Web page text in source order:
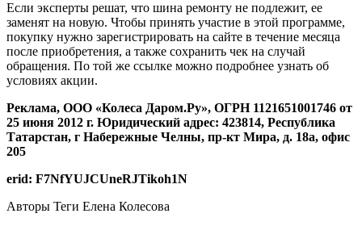
Если эксперты решат, что шина ремонту не подлежит, ее
заменят на новую. Чтобы принять участие в этой программе,
покупку нужно зарегистрировать на сайте в течение месяца
после приобретения, а также сохранить чек на случай
обращения. По той же ссылке можно подробнее узнать об
условиях акции.
Реклама, ООО «Колеса Даром.Ру», ОГРН 1121651001746 от
25 июня 2012 г. Юридический адрес: 423814, Республика
Татарстан, г Набережные Челны, пр-кт Мира, д. 18а, офис
205
erid: F7NfYUJCUneRJTikoh1N
Авторы Теги Елена Колесова